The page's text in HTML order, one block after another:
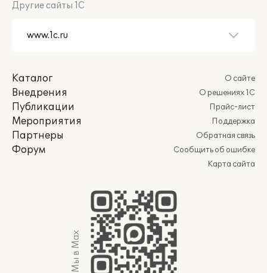
Другие сайты 1С
Каталог
Внедрения
Публикации
Мероприятия
Партнеры
Форум
О сайте
О решениях 1С
Прайс-лист
Поддержка
Обратная связь
Сообщить об ошибке
Карта сайта
Мы в Max